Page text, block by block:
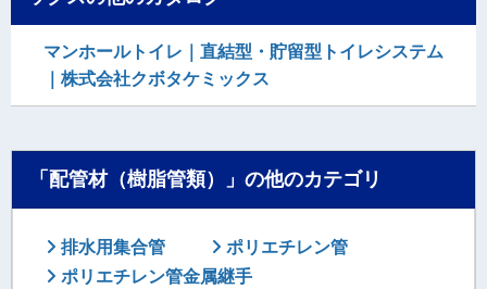
マンホールトイレ｜直結型・貯留型トイレシステム
｜株式会社クボタケミックス
「配管材（樹脂管類）」の他のカテゴリ
排水用集合管
ポリエチレン管
ポリエチレン管金属継手